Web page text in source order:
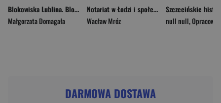
Blokowiska Lublina. Blokowiska
Małgorzata Domagała
Notariat w Łodzi i społeczność łódzkich notariuszy w latach 1934-1939
Wacław Mróz
null null,Opracowanie
DARMOWA DOSTAWA